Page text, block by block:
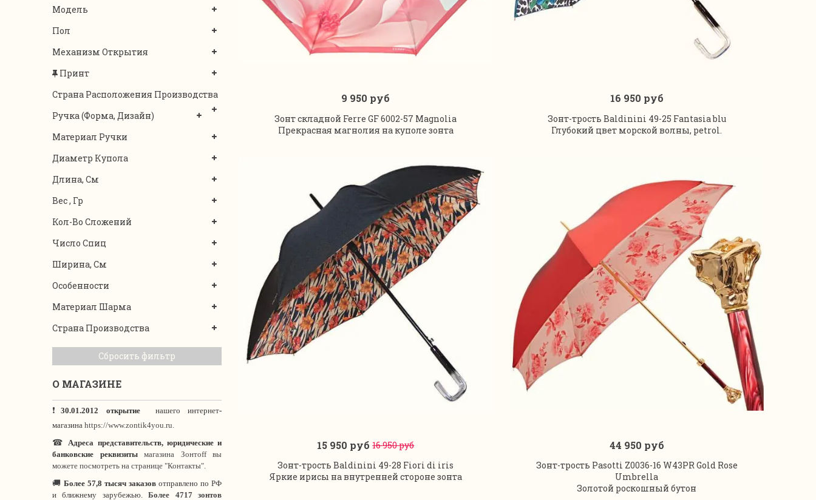
Модель
Пол
Механизм Открытия
Принт
Страна Расположения Производства
Ручка (форма, Дизайн)
Материал Ручки
Диаметр Купола
Длина, См
Вес , Гр
Кол-Во Сложений
Число Спиц
Ширина, См
Особенности
Материал Шарма
Страна Производства
Сбросить фильтр
О МАГАЗИНЕ
❗30.01.2012 открытие нашего интернет-
магазина https://www.zontik4you.ru.
☎Адреса представительств, юридические и
банковские реквизиты
магазина Зонтoff вы
можете посмотреть на странице "Контакты".
🚚 Более 57,8 тысяч заказов отправлено по РФ
и ближнему зарубежью.Более 4717 зонтов
В корзину
9 950 руб
Зонт складной Ferre GF 6002-57 Magnolia
Прекрасная магнолия на куполе зонта
В корзину
16 950 руб
Зонт-трость Baldinini 49-25 Fantasia blu
Глубокий цвет морской волны, petrol.
В корзину
15 950 руб16 950 руб
Зонт-трость Baldinini 49-28 Fiori di iris
Яркие ирисы на внутренней стороне зонта
В корзину
44 950 руб
Зонт-трость Pasotti Z0036-16 W43PR Gold Rose
Umbrella
Золотой роскошный бутон